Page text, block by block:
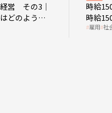
時給1500円時代の美
時給1500円時代に支